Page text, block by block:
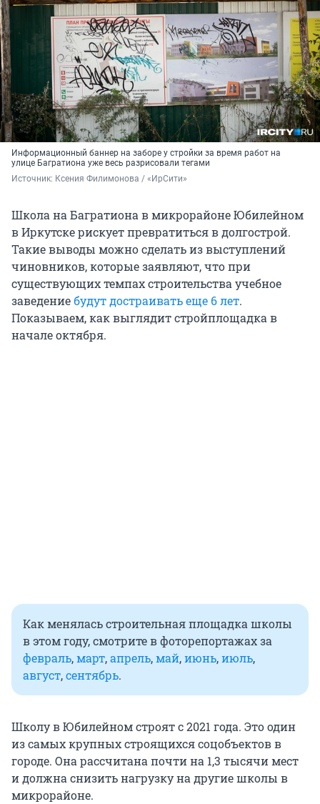
Информационный баннер на заборе у стройки за время работ на
улице Багратиона уже весь разрисовали тегами
Источник: Ксения Филимонова / «ИрСити»
Школа на Багратиона в микрорайоне Юбилейном
в Иркутске рискует превратиться в долгострой.
Такие выводы можно сделать из выступлений
чиновников, которые заявляют, что при
существующих темпах строительства учебное
заведениебудут достраивать еще 6 лет.
Показываем, как выглядит стройплощадка в
начале октября.
Как менялась строительная площадка школы
в этом году, смотрите в фоторепортажах за
февраль,март,апрель,май,июнь,июль,
август,сентябрь.
Школу в Юбилейном строят с 2021 года. Это один
из самых крупных строящихся соцобъектов в
городе. Она рассчитана почти на 1,3 тысячи мест
и должна снизить нагрузку на другие школы в
микрорайоне.